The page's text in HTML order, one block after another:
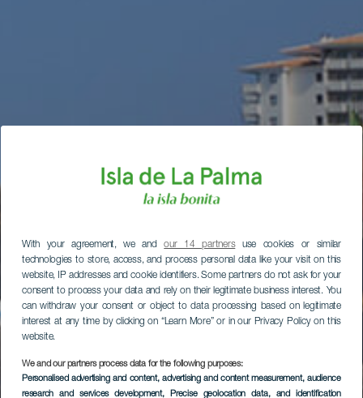
With your agreement, we andour 14 partnersuse cookies or similar
technologies to store, access, and process personal data like your visit on this
website, IP addresses and cookie identifiers. Some partners do not ask for your
consent to process your data and rely on their legitimate business interest. You
can withdraw your consent or object to data processing based on legitimate
interest at any time by clicking on “Learn More” or in our Privacy Policy on this
website.
We and our partners process data for the following purposes:
Personalised advertising and content, advertising and content measurement, audience
research and services development, Precise geolocation data, and identification